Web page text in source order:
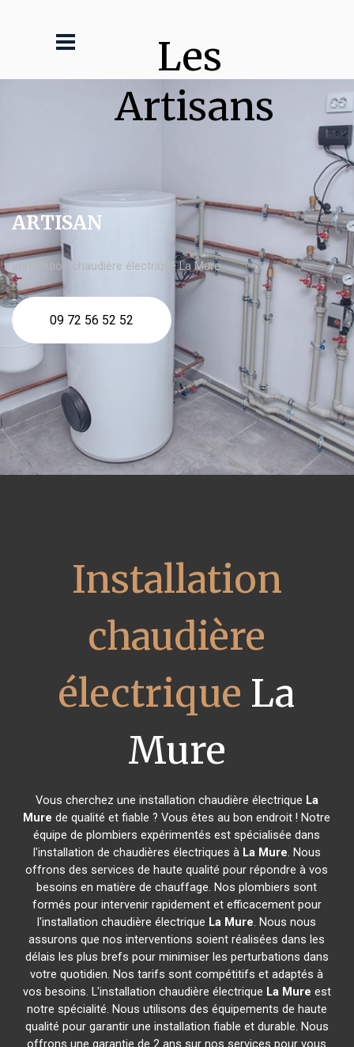
Les
Artisans
ARTISAN
Installation chaudière électrique La Mure
09 72 56 52 52
Installation
chaudière
électrique La
Mure
Vous cherchez une installation chaudière électrique La
Mure de qualité et fiable ? Vous êtes au bon endroit ! Notre
équipe de plombiers expérimentés est spécialisée dans
l'installation de chaudières électriques à La Mure. Nous
offrons des services de haute qualité pour répondre à vos
besoins en matière de chauffage. Nos plombiers sont
formés pour intervenir rapidement et efficacement pour
l'installation chaudière électrique La Mure. Nous nous
assurons que nos interventions soient réalisées dans les
délais les plus brefs pour minimiser les perturbations dans
votre quotidien. Nos tarifs sont compétitifs et adaptés à
vos besoins. L'installation chaudière électrique La Mure est
notre spécialité. Nous utilisons des équipements de haute
qualité pour garantir une installation fiable et durable. Nous
offrons une garantie de 2 ans sur nos services pour vous